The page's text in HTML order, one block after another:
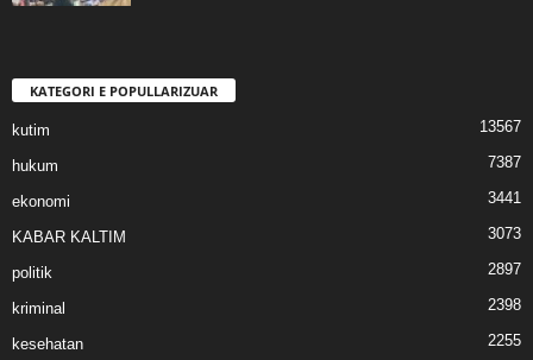
KATEGORI E POPULLARIZUAR
kutim 13567
hukum 7387
ekonomi 3441
KABAR KALTIM 3073
politik 2897
kriminal 2398
kesehatan 2255